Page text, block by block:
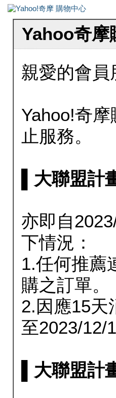
Yahoo奇摩
親愛的會員
Yahoo!奇
止服務。
▌大聯盟計
亦即自
下情況：
1.任何推薦
購之訂單。
2.因應15天
至2023/12/
▌大聯盟計